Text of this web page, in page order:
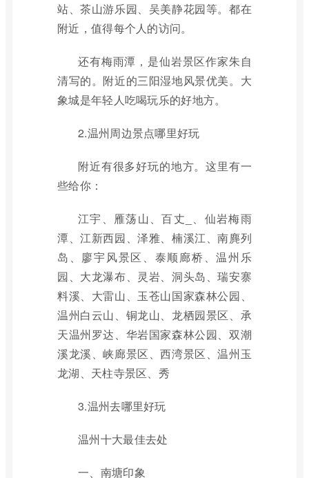
站、茶山游乐园、吴美静花园等。都在
附近，值得每个人的访问。
还有梅雨潭，是仙岩景区作家朱自
清写的。附近的三阳湿地风景优美。大
象城是年轻人吃喝玩乐的好地方。
2.温州周边景点哪里好玩
附近有很多好玩的地方。这里有一
些给你：
江宇、雁荡山、百丈_、仙岩梅雨
潭、江新西园、泽雅、楠溪江、南麂列
岛、廖宇风景区、泰顺廊桥、温州乐
园、大龙瀑布、灵岩、洞头岛、瑞安寨
料溪、大雷山、玉苍山国家森林公园、
温州白云山、铜龙山、龙栖园景区、承
天温州罗达、华岩国家森林公园、双潮
溪龙溪、峡廊景区、西湾景区、温州玉
龙湖、天柱寺景区、秀
3.温州去哪里好玩
温州十大最佳去处
一、南塘印象